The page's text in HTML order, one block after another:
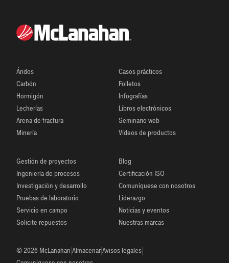
Áridos
Carbón
Hormigón
Lecherías
Arena de fractura
Minería
Casos prácticos
Folletos
Infografías
Libros electrónicos
Seminario web
Vídeos de productos
Gestión de proyectos
Ingeniería de procesos
Investigación y desarrollo
Pruebas de laboratorio
Servicio en campo
Solicite repuestos
Blog
Certificación ISO
Comuníquese con nosotros
Liderazgo
Noticias y eventos
Nuestras marcas
© 2026 McLanahan AlmacenarAvisos legales